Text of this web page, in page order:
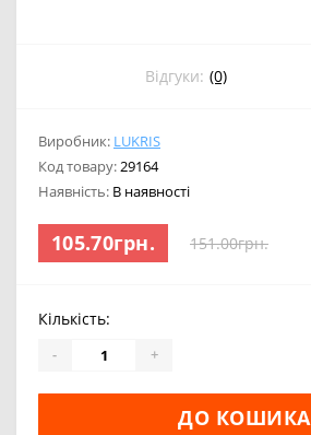
Відгуки: (0)
Виробник: LUKRIS
Код товару:29164
Наявність: В наявності
105.70грн. 151.00грн.
Кількість:
- +
ДО КОШИКА